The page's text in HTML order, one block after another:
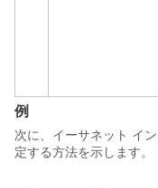
例
次に、イーサネット イ
定する方法を示します。